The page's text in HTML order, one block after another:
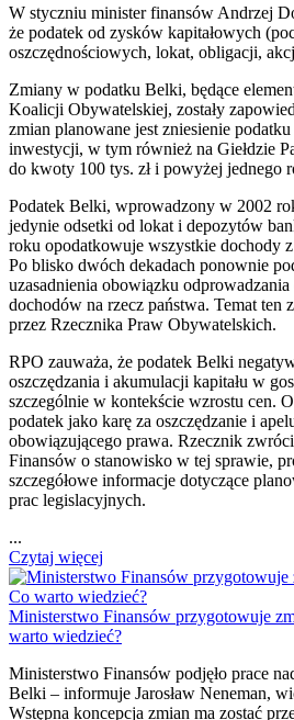
W styczniu minister finansów Andrzej
że podatek od zysków kapitałowych
oszczędnościowych, lokat, obligacji,
Zmiany w podatku Belki, będące
Koalicji Obywatelskiej, zostały
zmian planowane jest zniesienie
inwestycji, w tym również na Giełdzie
do kwoty 100 tys. zł i powyżej jednego
Podatek Belki, wprowadzony w 2002
jedynie odsetki od lokat i depozytów
roku opodatkowuje wszystkie dochody
Po blisko dwóch dekadach ponownie
uzasadnienia obowiązku
dochodów na rzecz państwa. Temat ten
przez Rzecznika Praw Obywatelskich.
RPO zauważa, że podatek Belki
oszczędzania i akumulacji kapitału w
szczególnie w kontekście wzrostu cen.
podatek jako karę za oszczędzanie i
obowiązującego prawa. Rzecznik
Finansów o stanowisko w tej sprawie,
szczegółowe informacje dotyczące
prac legislacyjnych.
...
Czytaj więcej
Ministerstwo Finansów przygotowuje
warto wiedzieć?
Ministerstwo Finansów podjęło prace
Belki – informuje Jarosław Neneman,
Wstępna koncepcja zmian ma zostać